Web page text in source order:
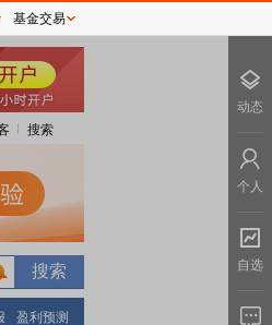
搜索
盈利预测
基金交易
动态
个人
自选